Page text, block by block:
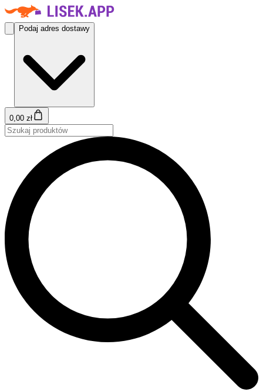
Podaj adres dostawy
0,00 zł